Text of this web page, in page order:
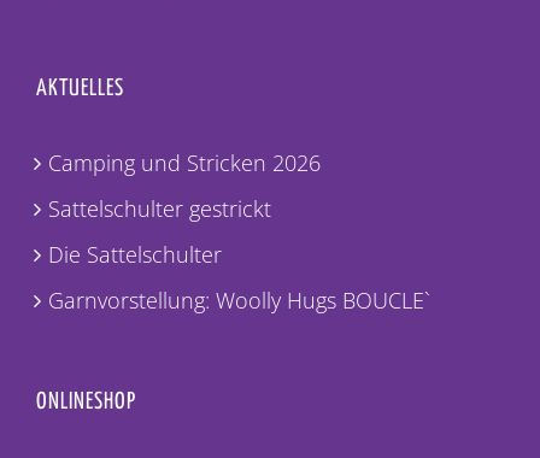
AKTUELLES
Camping und Stricken 2026
Sattelschulter gestrickt
Die Sattelschulter
Garnvorstellung: Woolly Hugs BOUCLE`
ONLINESHOP